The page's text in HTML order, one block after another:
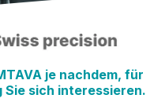
je nachdem, für
sich interessieren.